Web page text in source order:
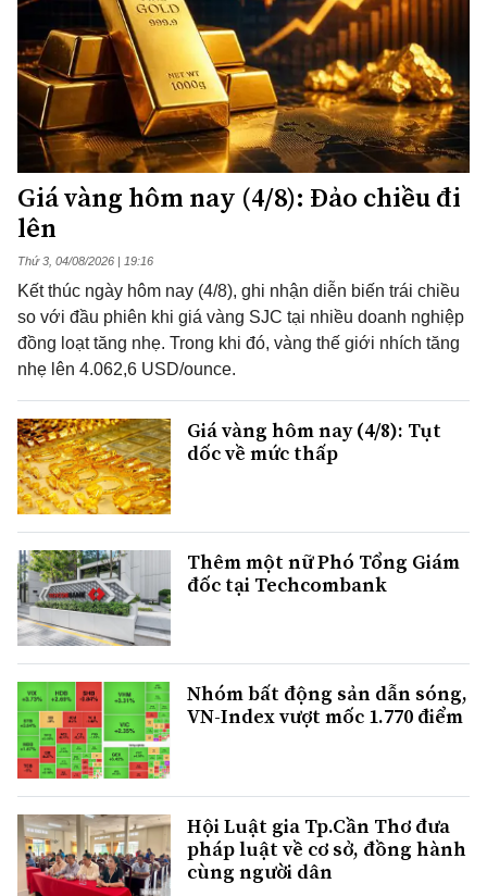
Giá vàng hôm nay (4/8): Đảo chiều đi
lên
Thứ 3, 04/08/2026 | 19:16
Kết thúc ngày hôm nay (4/8), ghi nhận diễn biến trái chiều
so với đầu phiên khi giá vàng SJC tại nhiều doanh nghiệp
đồng loạt tăng nhẹ. Trong khi đó, vàng thế giới nhích tăng
nhẹ lên 4.062,6 USD/ounce.
Giá vàng hôm nay (4/8): Tụt
dốc về mức thấp
Thêm một nữ Phó Tổng Giám
đốc tại Techcombank
Nhóm bất động sản dẫn sóng,
VN-Index vượt mốc 1.770 điểm
Hội Luật gia Tp.Cần Thơ đưa
pháp luật về cơ sở, đồng hành
cùng người dân